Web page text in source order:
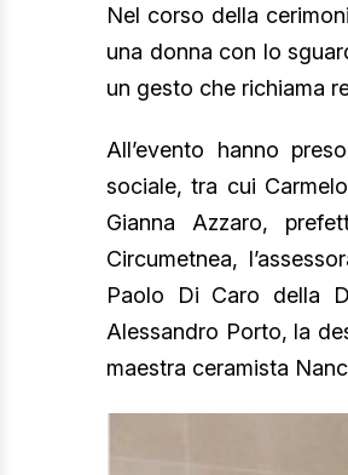
Nel corso della
una donna con lo
un gesto che richiama
All’evento hanno
sociale, tra cui
Gianna Azzaro,
Circumetnea,
Paolo Di Caro della
Alessandro Porto, la
maestra ceramista